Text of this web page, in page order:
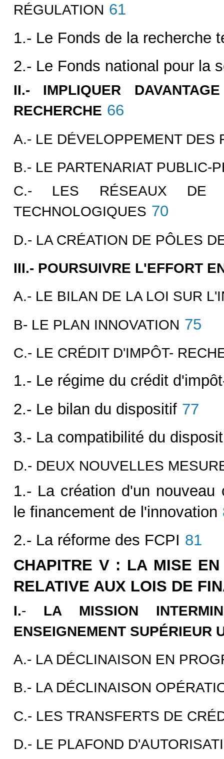
RÉGULATION 61
1.- Le Fonds de la recherche
2.- Le Fonds national pour la
II.- IMPLIQUER
RECHERCHE 66
A.- LE DÉVELOPPEMENT DES
B.- LE PARTENARIAT PUBLIC-
C.- LES RÉSEAUX DE
TECHNOLOGIQUES 70
D.- LA CRÉATION DE PÔLES
III.- POURSUIVRE L'EFFORT
A.- LE BILAN DE LA LOI SUR
B- LE PLAN INNOVATION 75
C.- LE CRÉDIT D'IMPÔT-
1.- Le régime du crédit
2.- Le bilan du dispositif 77
3.- La compatibilité du
D.- DEUX NOUVELLES
1.- La création d'un nouveau
le financement de l'innovation
2.- La réforme des FCPI 81
CHAPITRE V : LA MISE
RELATIVE AUX LOIS DE
I.- LA MISSION
ENSEIGNEMENT SUPÉRIEUR
A.- LA DÉCLINAISON EN
B.- LA DÉCLINAISON
C.- LES TRANSFERTS DE
D.- LE PLAFOND